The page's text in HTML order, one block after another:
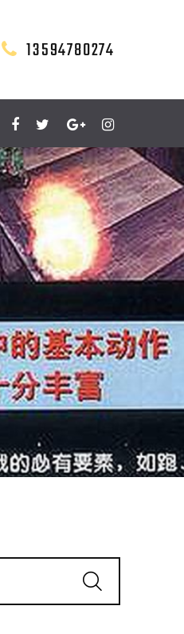
13594780274